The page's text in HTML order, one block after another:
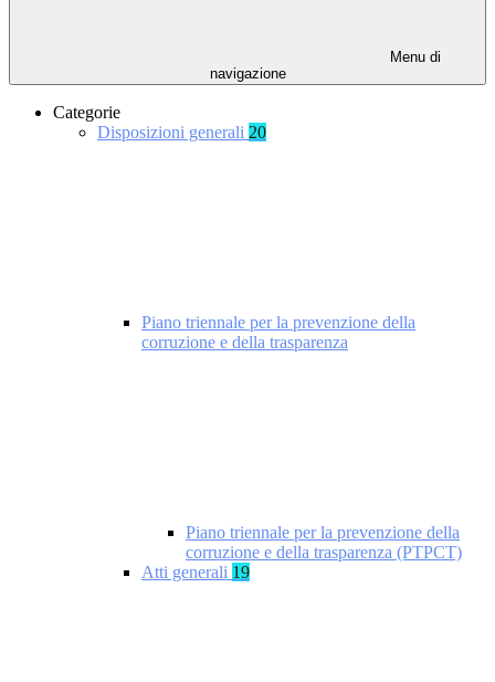
Menu di
navigazione
Categorie
Disposizioni generali 20
Piano triennale per la prevenzione della
corruzione e della trasparenza
Piano triennale per la prevenzione della
corruzione e della trasparenza (PTPCT)
Atti generali 19